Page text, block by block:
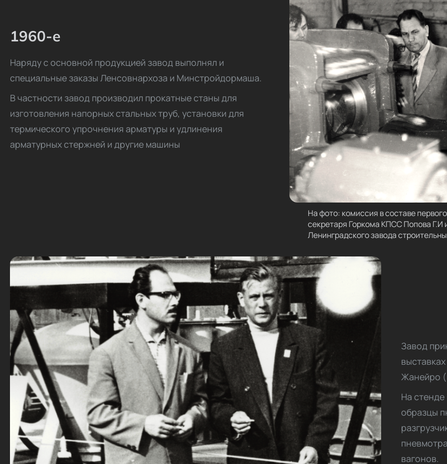
1960-е
Наряду с основной продукцией завод выполнял и
специальные заказы Ленсовнархоза и Минстройдормаша.
В частности завод производил прокатные станы для
изготовления напорных стальных труб, установки для
термического упрочнения арматуры и удлинения
арматурных стержней и другие машины
На фото: комиссия в составе
секретаря Горкома КПСС Попова Г.И
Ленинградского завода
Завод
Жанейро
На
образцы
вагонов.